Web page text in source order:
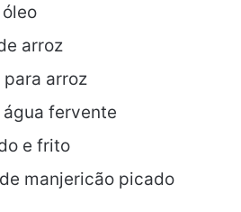
arroz
para arroz
fervente
e frito
manjericão picado